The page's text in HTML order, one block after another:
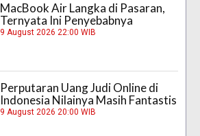
MacBook Air Langka di Pasaran,
Ternyata Ini Penyebabnya
9 August 2026 22:00 WIB
Perputaran Uang Judi Online di
Indonesia Nilainya Masih Fantastis
9 August 2026 20:00 WIB